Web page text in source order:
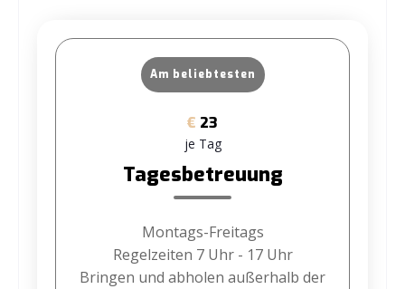
Am beliebtesten
€ 23
je Tag
Tagesbetreuung
Montags-Freitags
Regelzeiten 7 Uhr - 17 Uhr
Bringen und abholen außerhalb der